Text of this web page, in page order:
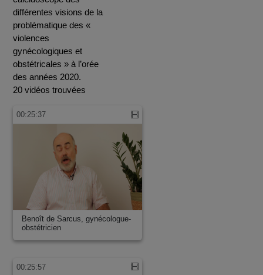
différentes visions de la
problématique des «
violences
gynécologiques et
obstétricales » à l’orée
des années 2020.
20 vidéos trouvées
00:25:37
Benoît de Sarcus, gynécologue-
obstétricien
00:25:57